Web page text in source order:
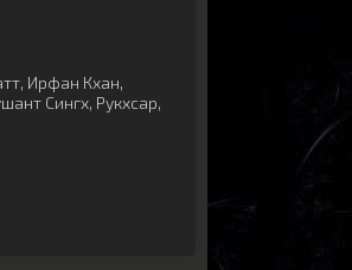
, Ирфан Кхан,
Сингх, Рукхсар,